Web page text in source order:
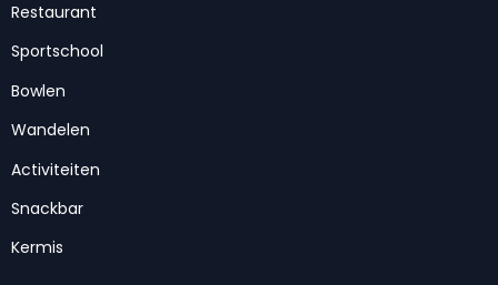
Restaurant
Sportschool
Bowlen
Wandelen
Activiteiten
Snackbar
Kermis